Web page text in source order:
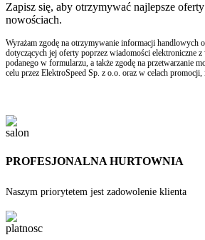
Zapisz się, aby otrzymywać najlepsze
nowościach.
Wyrażam zgodę na otrzymywanie informacji handlowych
dotyczących jej oferty poprzez wiadomości elektroniczne
podanego w formularzu, a także zgodę na przetwarzanie
celu przez ElektroSpeed Sp. z o.o. oraz w celach
PROFESJONALNA HURTOWNIA
Naszym priorytetem jest zadowolenie klienta